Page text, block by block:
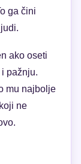
ga čini
ako oseti
pažnju.
mu najbolje
ne